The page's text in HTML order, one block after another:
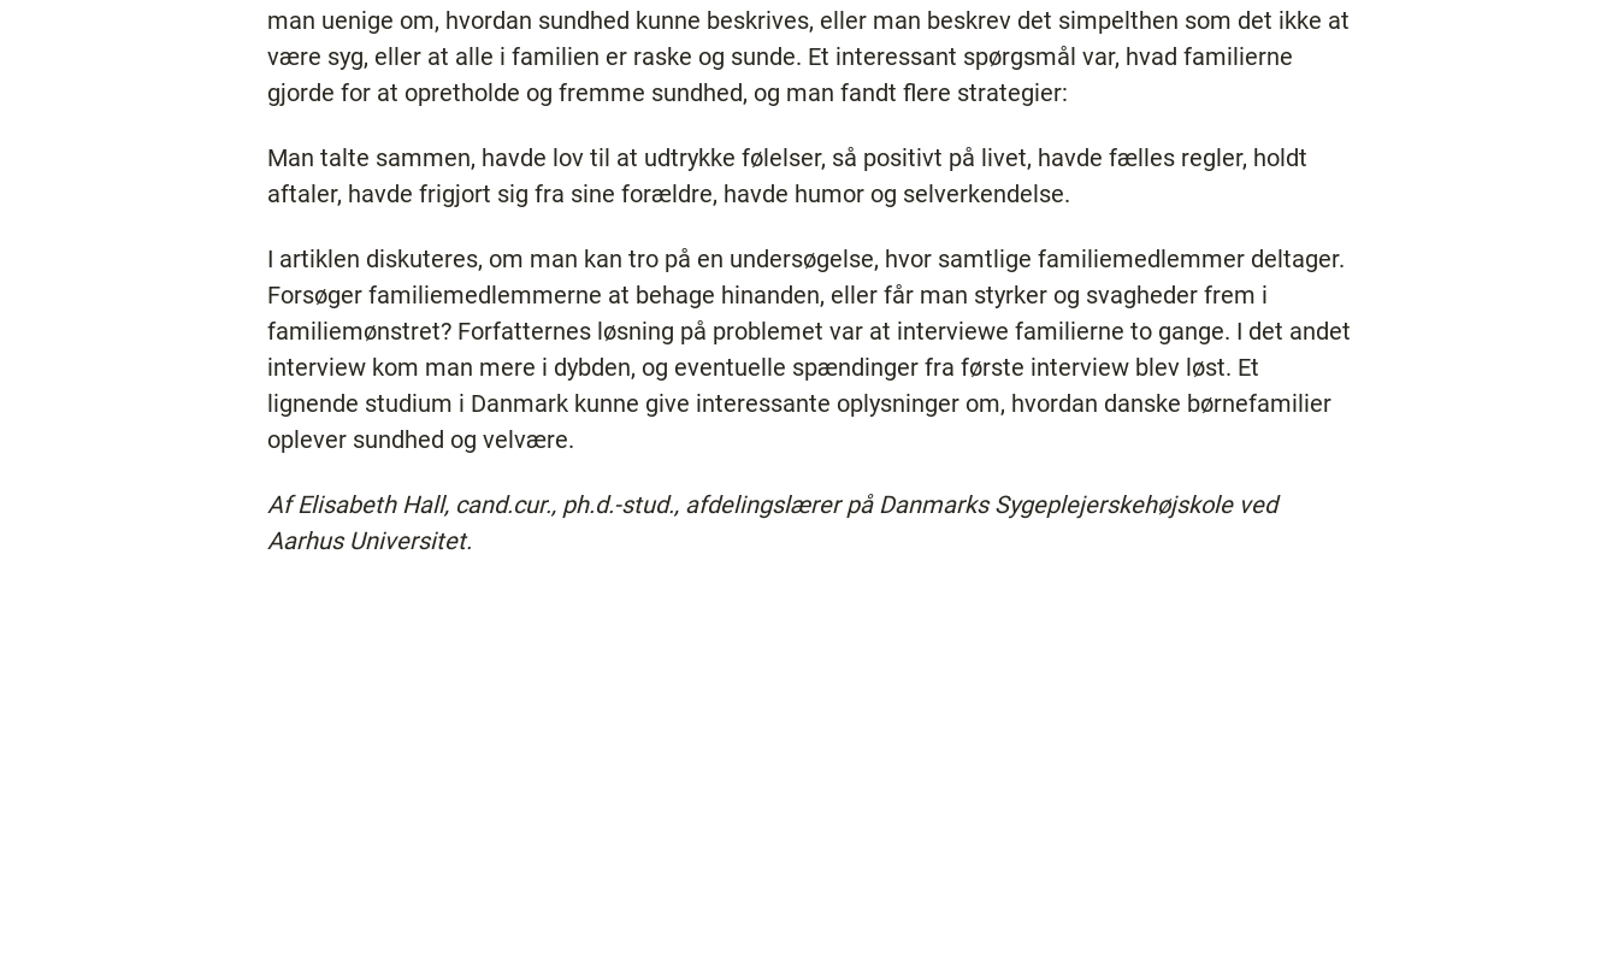
man uenige om, hvordan sundhed kunne beskrives, eller man beskrev det simpelthen som det ikke at
være syg, eller at alle i familien er raske og sunde. Et interessant spørgsmål var, hvad familierne
gjorde for at opretholde og fremme sundhed, og man fandt flere strategier:
Man talte sammen, havde lov til at udtrykke følelser, så positivt på livet, havde fælles regler, holdt
aftaler, havde frigjort sig fra sine forældre, havde humor og selverkendelse.
I artiklen diskuteres, om man kan tro på en undersøgelse, hvor samtlige familiemedlemmer deltager.
Forsøger familiemedlemmerne at behage hinanden, eller får man styrker og svagheder frem i
familiemønstret? Forfatternes løsning på problemet var at interviewe familierne to gange. I det andet
interview kom man mere i dybden, og eventuelle spændinger fra første interview blev løst. Et
lignende studium i Danmark kunne give interessante oplysninger om, hvordan danske børnefamilier
oplever sundhed og velvære.
Af Elisabeth Hall, cand.cur., ph.d.-stud., afdelingslærer på Danmarks Sygeplejerskehøjskole ved
Aarhus Universitet.